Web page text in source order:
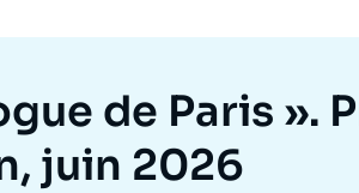
de Paris ».
juin 2026